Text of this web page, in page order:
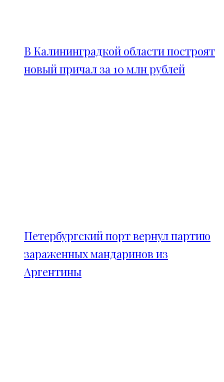
В Калининградкой области построят
новый причал за 10 млн рублей
Петербургский порт вернул партию
зараженных мандаринов из
Аргентины